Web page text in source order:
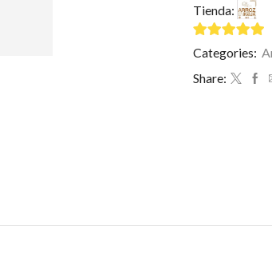
Tienda:
4.93 de 5
Categories:
Share: